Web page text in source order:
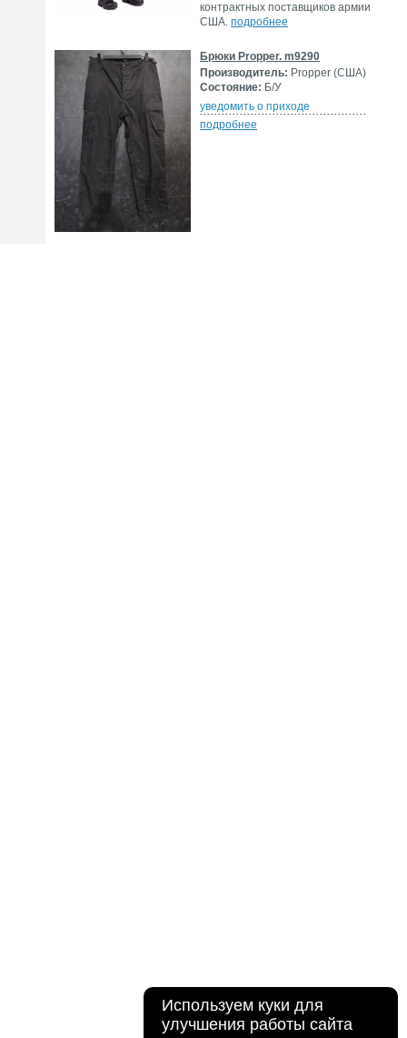
контрактных поставщиков армии
США. подробнее
Брюки Propper. m9290
Производитель: Propper (США)
Состояние: Б/У
уведомить о приходе
подробнее
Используем куки для
улучшения работы сайта